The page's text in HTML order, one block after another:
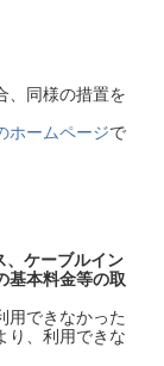
、同様の措置を
ホームページで
、ケーブルイン
基本料金等の取
用できなかった
り、利用できな